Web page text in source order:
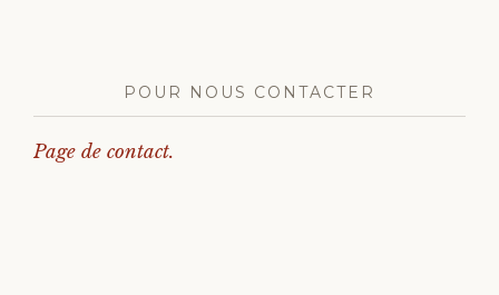
POUR NOUS CONTACTER
Page de contact.